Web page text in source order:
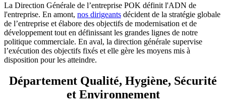
La Direction Générale de l’entreprise POK définit l'ADN de
l'entreprise. En amont, nos dirigeants décident de la stratégie globale
de l’entreprise et élabore des objectifs de modernisation et de
développement tout en définissant les grandes lignes de notre
politique commerciale. En aval, la direction générale supervise
l’exécution des objectifs fixés et elle gère les moyens mis à
disposition pour les atteindre.
Département Qualité, Hygiène, Sécurité
et Environnement